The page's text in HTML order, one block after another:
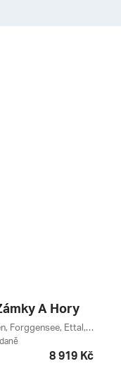
A Hory
Königssee, Füssen, Forggensee, Ettal, Německá Jezera, Garmisch-partenkirchen, Berchtesgaden, Bavorsko, Allgäu, Německo
8 919 Kč